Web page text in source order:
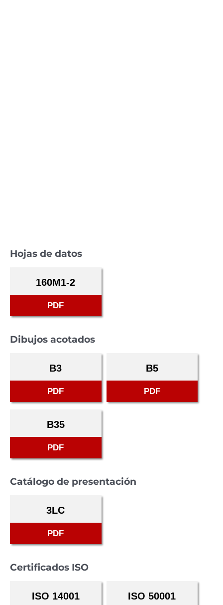
Hojas de datos
160M1-2
PDF
Dibujos acotados
B3
PDF
B5
PDF
B35
PDF
Catálogo de presentación
3LC
PDF
Certificados ISO
ISO 14001 ISO 50001